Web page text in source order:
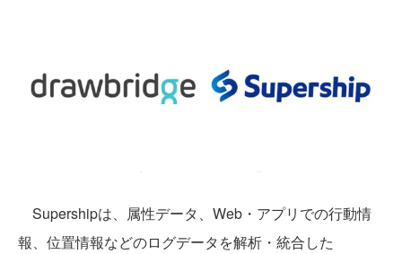
Supershipは、属性データ、Web・アプリでの行動情
報、位置情報などのログデータを解析・統合した